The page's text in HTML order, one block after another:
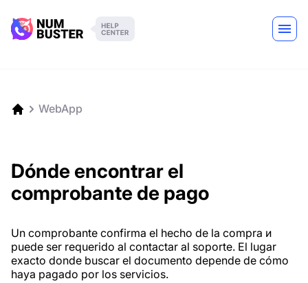
WebApp
Dónde encontrar el
comprobante de pago
Un comprobante confirma el hecho de la compra и
puede ser requerido al contactar al soporte. El lugar
exacto donde buscar el documento depende de cómo
haya pagado por los servicios.